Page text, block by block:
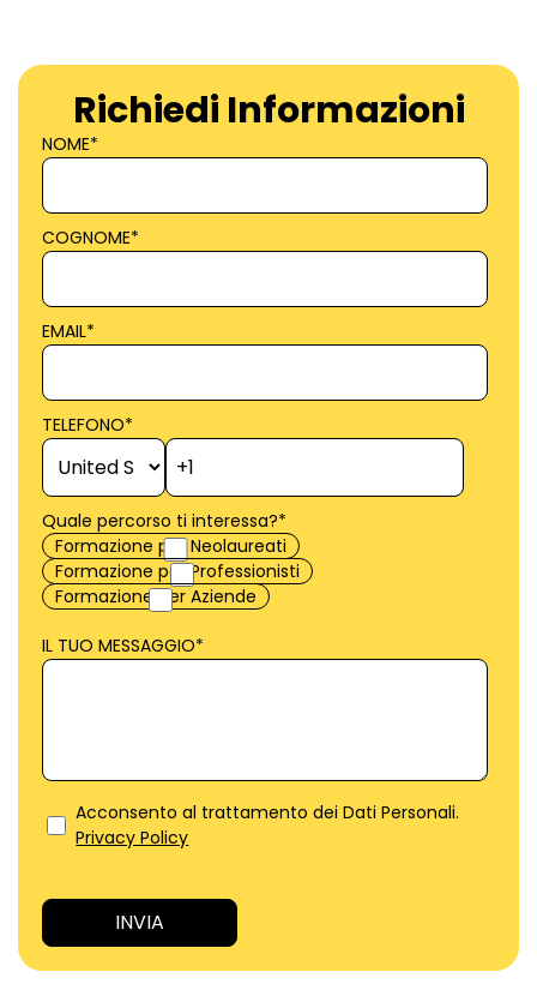
Richiedi Informazioni
NOME*
COGNOME*
EMAIL*
TELEFONO*
Quale percorso ti interessa?*
Formazione per Neolaureati
Formazione per Professionisti
Formazione per Aziende
IL TUO MESSAGGIO*
Acconsento al trattamento dei Dati Personali.
Privacy Policy